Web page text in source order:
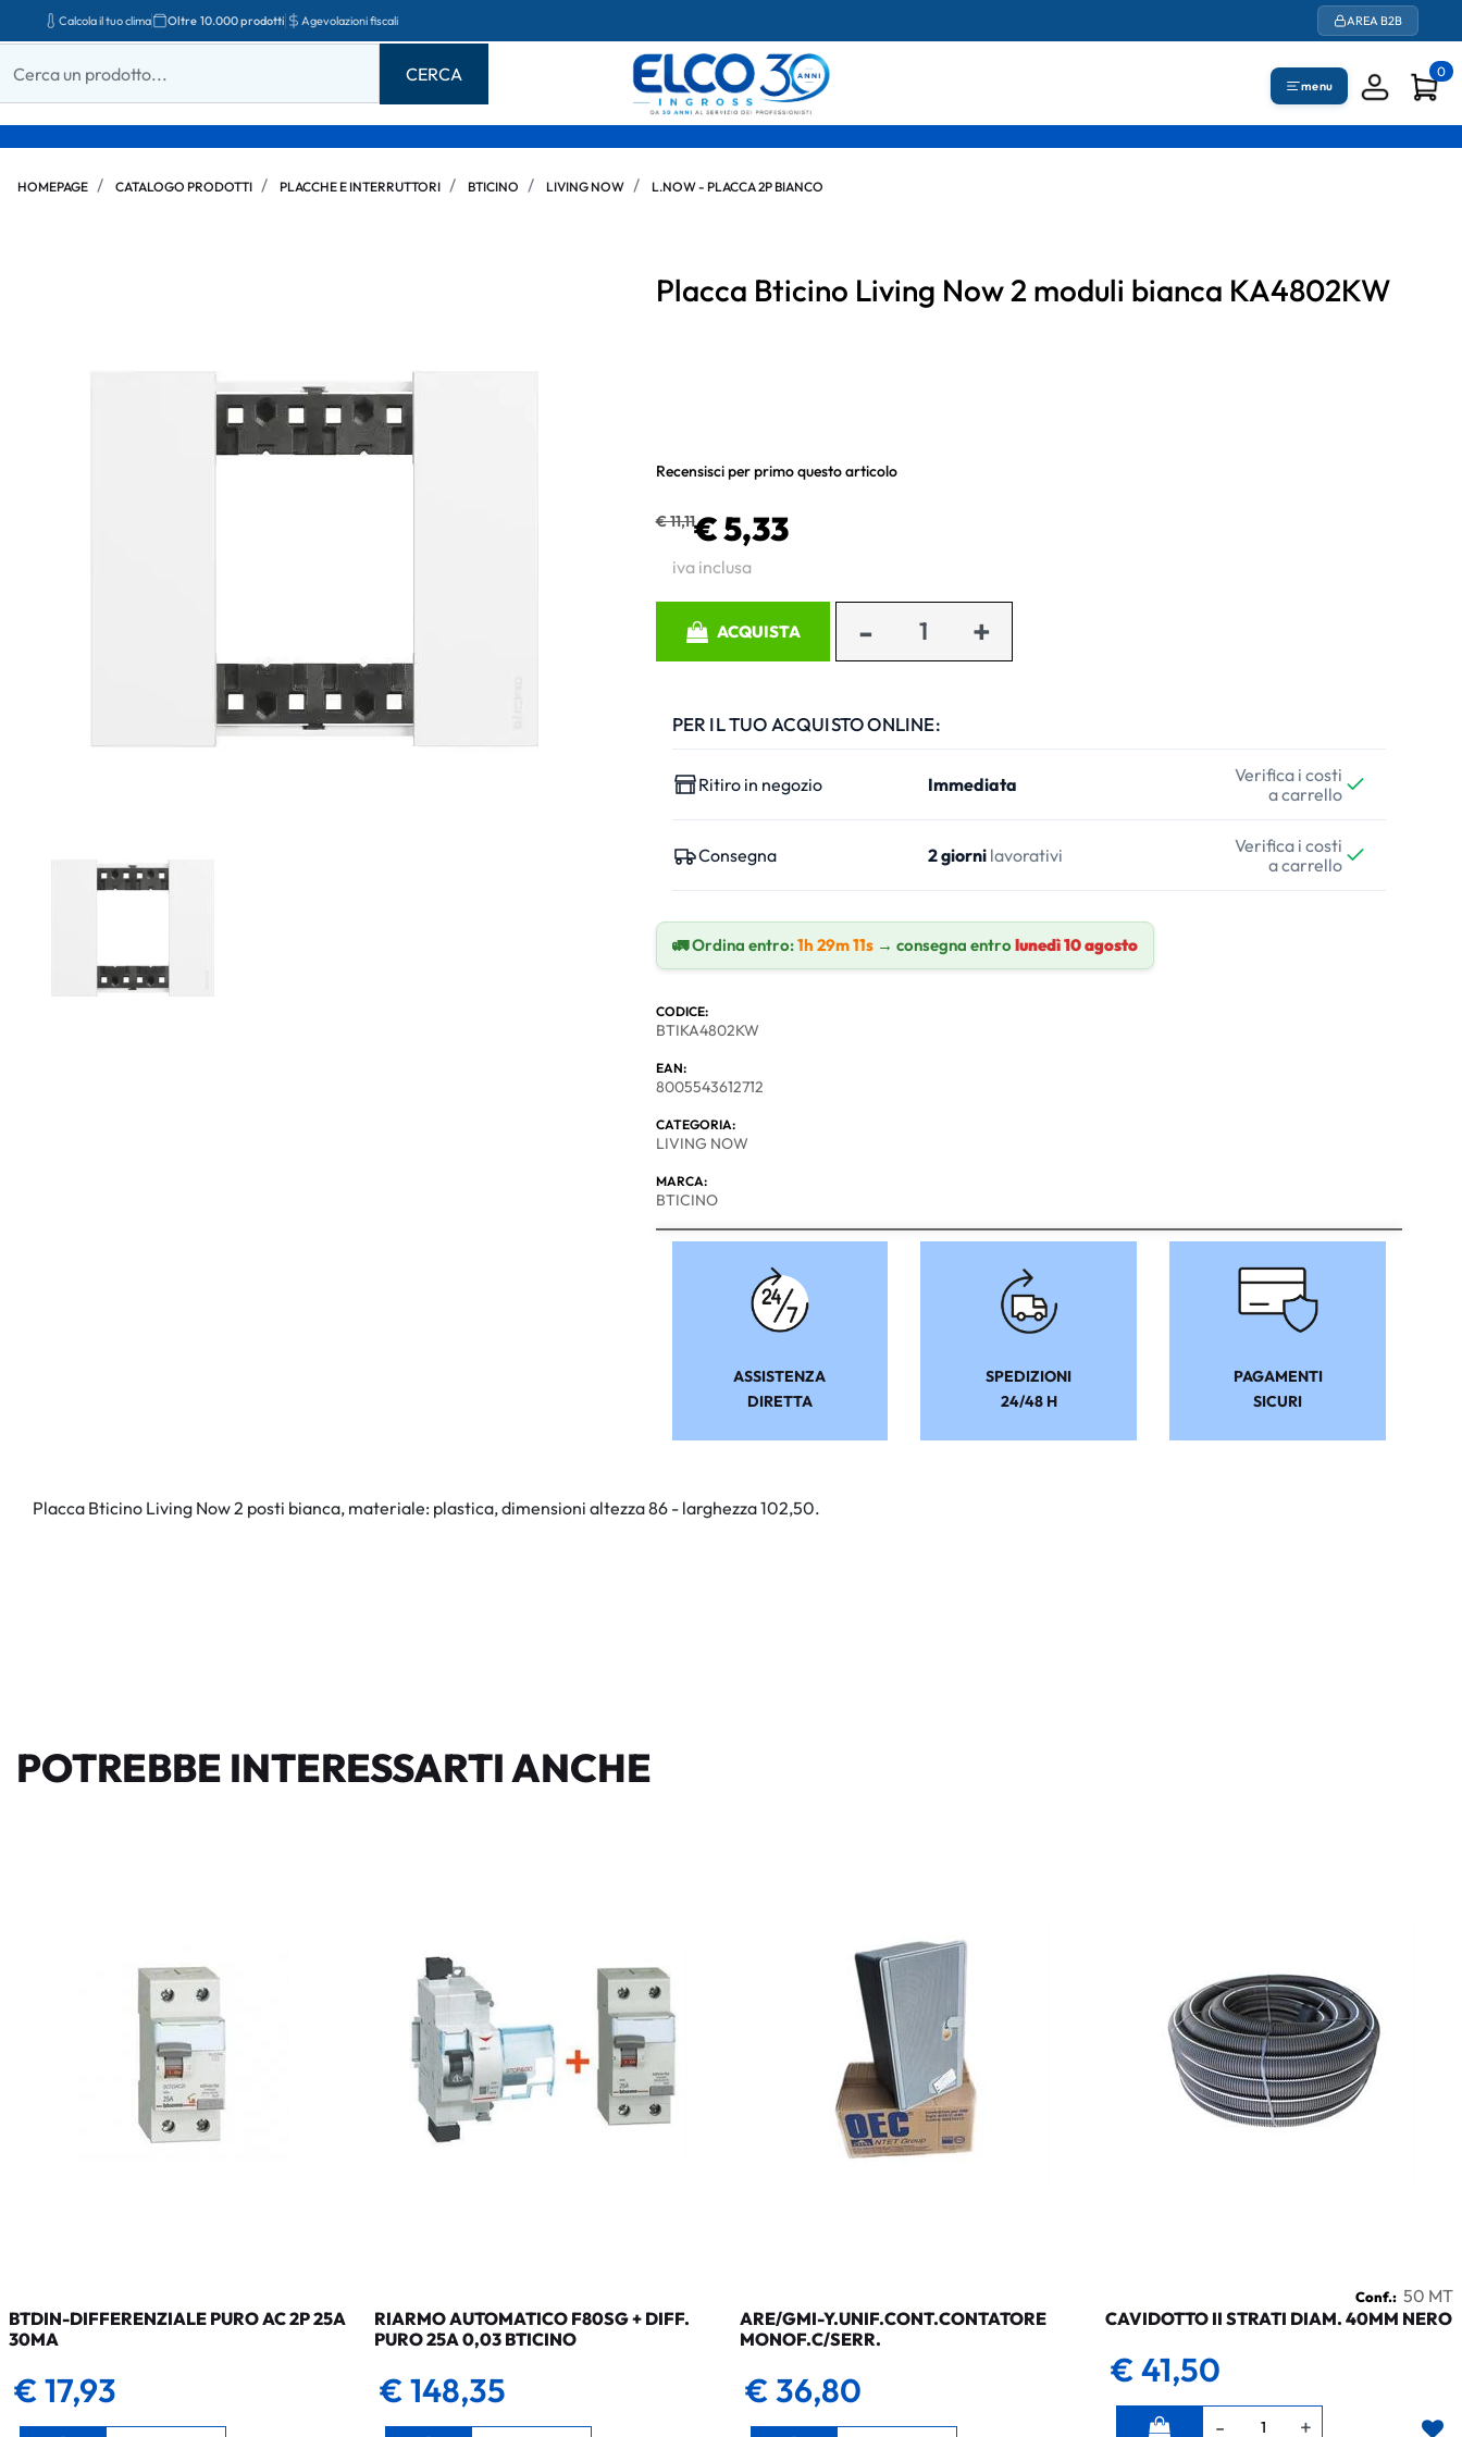
Calcola il tuo clima Oltre 10.000 prodotti Agevolazioni fiscali AREA B2B
menu
0
HOMEPAGE CATALOGO PRODOTTI PLACCHE E INTERRUTTORI BTICINO LIVING NOW L.NOW - PLACCA 2P BIANCO
Placca Bticino Living Now 2 moduli bianca KA4802KW
Recensisci per primo questo articolo
€ 11,11€ 5,33
iva inclusa
ACQUISTA
PER IL TUO ACQUISTO ONLINE:
Ritiro in negozio Immediata
Verifica i costi
a carrello
Consegna 2 giornilavorativi
Verifica i costi
a carrello
🚛 Ordina entro:1h 29m 10s → consegna entrolunedì 10 agosto
CODICE:
BTIKA4802KW
EAN:
8005543612712
CATEGORIA:
LIVING NOW
MARCA:
BTICINO
ASSISTENZA
DIRETTA
SPEDIZIONI
24/48 H
PAGAMENTI
SICURI
Placca Bticino Living Now 2 posti bianca, materiale: plastica, dimensioni altezza 86 - larghezza 102,50.
POTREBBE INTERESSARTI ANCHE
BTDIN-DIFFERENZIALE PURO AC 2P 25A
30MA
€ 17,93
RIARMO AUTOMATICO F80SG + DIFF.
PURO 25A 0,03 BTICINO
€ 148,35
ARE/GMI-Y.UNIF.CONT.CONTATORE
MONOF.C/SERR.
€ 36,80
Conf.: 50 MT
CAVIDOTTO II STRATI DIAM. 40MM NERO
€ 41,50
Quantità